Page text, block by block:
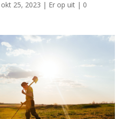
okt 25, 2023 | Er op uit| 0